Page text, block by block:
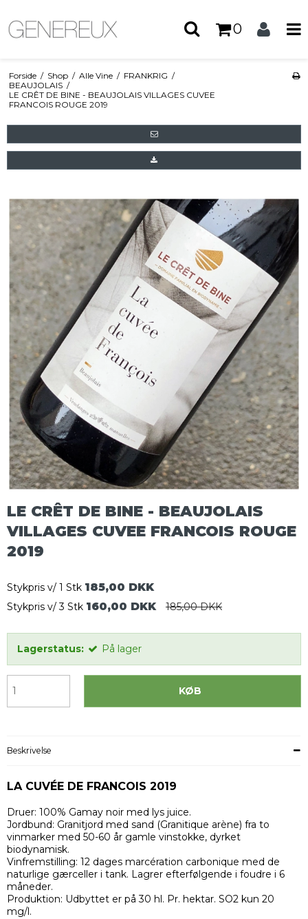
0
Forside / Shop / Alle Vine / FRANKRIG /
BEAUJOLAIS /
LE CRÊT DE BINE - BEAUJOLAIS VILLAGES CUVEE
FRANCOIS ROUGE 2019
LE CRÊT DE BINE - BEAUJOLAIS
VILLAGES CUVEE FRANCOIS ROUGE
2019
Stykpris v/ 1 Stk 185,00 DKK
Stykpris v/ 3 Stk 160,00 DKK 185,00 DKK
Lagerstatus: På lager
KØB
Beskrivelse
LA CUVÉE DE FRANCOIS 2019
Druer: 100% Gamay noir med lys juice.
Jordbund: Granitjord med sand (Granitique arène) fra to
vinmarker med 50-60 år gamle vinstokke, dyrket
biodynamisk.
Vinfremstilling: 12 dages marcération carbonique med de
naturlige gærceller i tank. Lagrer efterfølgende i foudre i 6
måneder.
Produktion: Udbyttet er på 30 hl. Pr. hektar. SO2 kun 20
mg/l.